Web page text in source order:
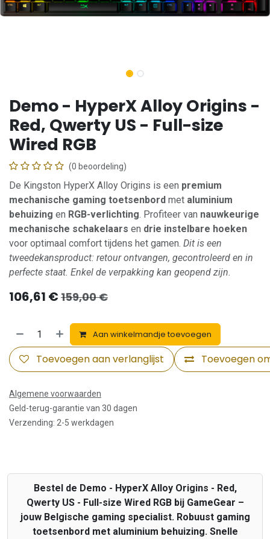
Demo - HyperX Alloy Origins -
Red, Qwerty US - Full-size
Wired RGB
(0 beoordeling)
De Kingston HyperX Alloy Origins is een premium
mechanische gaming toetsenbord met aluminium
behuizing en RGB-verlichting. Profiteer van nauwkeurige
mechanische schakelaars en drie instelbare hoeken
voor optimaal comfort tijdens het gamen. Dit is een
tweedekansproduct: retour ontvangen, gecontroleerd en in
perfecte staat. Enkel de verpakking kan geopend zijn.
106,61 € 159,00€
Aan winkelmandje toevoegen
Toevoegen
Toevoegen aan verlanglijst
Algemene voorwaarden
Geld-terug-garantie van 30 dagen
Verzending: 2-5 werkdagen
Bestel de Demo - HyperX Alloy Origins - Red,
Qwerty US - Full-size Wired RGB bij GameGear –
jouw Belgische gaming specialist. Robuust gaming
toetsenbord met aluminium behuizing. Snelle